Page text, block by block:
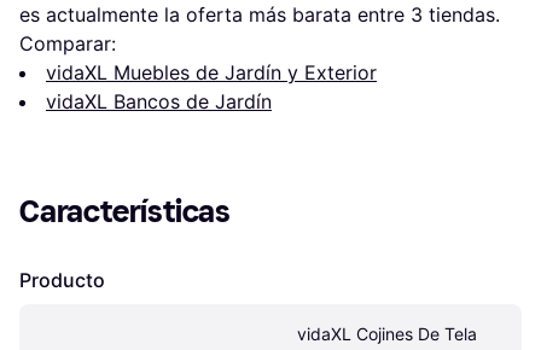
es actualmente la oferta más barata entre 3 tiendas.
Comparar:
vidaXL Muebles de Jardín y Exterior
vidaXL Bancos de Jardín
Características
Producto
vidaXL Cojines De Tela